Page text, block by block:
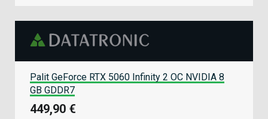
Palit GeForce RTX 5060 Infinity 2 OC NVIDIA 8
GB GDDR7
449,90 €